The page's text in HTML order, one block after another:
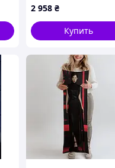
Caren Hortensia» tape
1
2 958 ₴
Купить